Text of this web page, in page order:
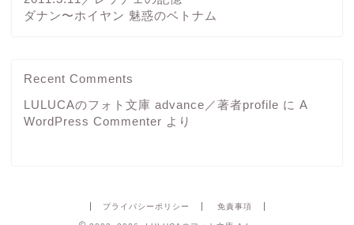
ダナン〜ホイヤン 魅惑のベトナム
Recent Comments
LULUCAのフォト文庫 advance／著者profile に A
WordPress Commenter より
プライバシーポリシー 免責事項